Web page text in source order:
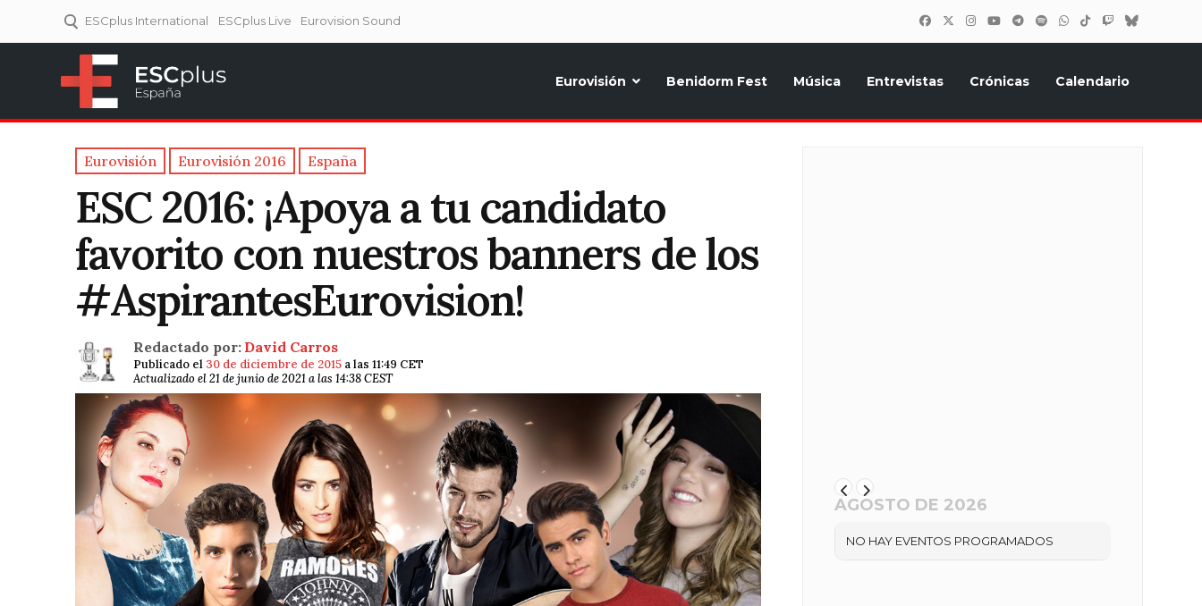
ESCplus International ESCplus Live Eurovision Sound
Eurovisión Benidorm Fest Música Entrevistas Crónicas Calendario
Eurovisión Eurovisión 2016 España
ESC 2016: ¡Apoya a tu candidato
favorito con nuestros banners de los
#AspirantesEurovision!
Redactado por: David Carros
Publicado el 30 de diciembre de 2015 a las 11:49 CET
Actualizado el 21 de junio de 2021 a las 14:38 CEST
AGOSTO DE 2026
NO HAY EVENTOS PROGRAMADOS